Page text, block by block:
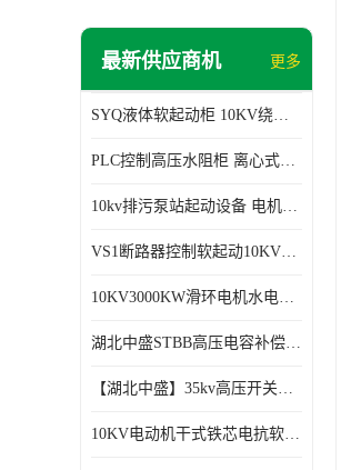
低压补偿柜
磁控软起动装置
SGYQ高压笼型电机液体电阻起动装置
最新供应商机 更多
SYQ液体软起动柜 10KV绕线电机水阻柜需知
PLC控制高压水阻柜 离心式空气压缩机机组成套软启动柜
10kv排污泵站起动设备​ 电机智能软启动柜的特点​
VS1断路器控制软起动10KV一体化高压软工作原理
10KV3000KW滑环电机水电阻软起动控制柜
湖北中盛STBB高压电容补偿柜 10kV高压真空接触器自动分组投切电容补偿柜
【湖北中盛】35kv高压开关柜厂家直销 ​KYN61-40.5成套开关柜选型
10KV电动机干式铁芯电抗软启动柜 电抗器软启动控制设备